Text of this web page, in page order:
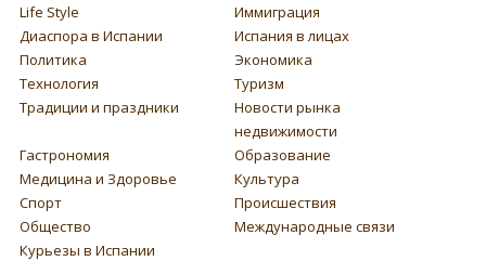
Life Style
Иммиграция
Диаспора в Испании
Испания в лицах
Политика
Экономика
Технология
Туризм
Традиции и праздники
Новости рынка
недвижимости
Гастрономия
Образование
Медицина и Здоровье
Культура
Спорт
Происшествия
Общество
Международные связи
Курьезы в Испании